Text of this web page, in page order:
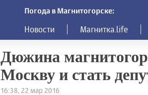
Погода в Магнитогорске:
Новости Магнитка.life
Дюжина
Москву и стать
16:38, 22 мар 2016